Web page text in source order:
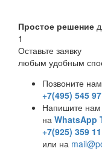
Простое решение
1
Оставьте заявку
любым удобным
Позвоните нам
+7(495) 545
Напишите нам
на WhatsApp
+7(925) 359
или на